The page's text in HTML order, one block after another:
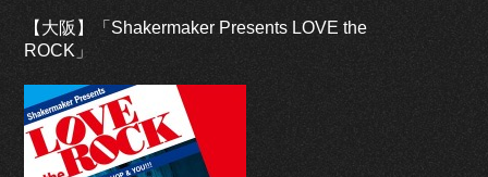
【大阪】「Shakermaker Presents LOVE the
ROCK」